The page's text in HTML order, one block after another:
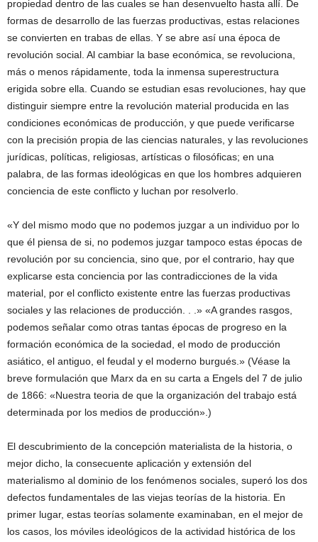
propiedad dentro de las cuales se han desenvuelto hasta allí. De
formas de desarrollo de las fuerzas productivas, estas relaciones
se convierten en trabas de ellas. Y se abre así una época de
revolución social. Al cambiar la base económica, se revoluciona,
más o menos rápidamente, toda la inmensa superestructura
erigida sobre ella. Cuando se estudian esas revoluciones, hay que
distinguir siempre entre la revolución material producida en las
condiciones económicas de producción, y que puede verificarse
con la precisión propia de las ciencias naturales, y las revoluciones
jurídicas, políticas, religiosas, artísticas o filosóficas; en una
palabra, de las formas ideológicas en que los hombres adquieren
conciencia de este conflicto y luchan por resolverlo.
«Y del mismo modo que no podemos juzgar a un individuo por lo
que él piensa de si, no podemos juzgar tampoco estas épocas de
revolución por su conciencia, sino que, por el contrario, hay que
explicarse esta conciencia por las contradicciones de la vida
material, por el conflicto existente entre las fuerzas productivas
sociales y las relaciones de producción. . .» «A grandes rasgos,
podemos señalar como otras tantas épocas de progreso en la
formación económica de la sociedad, el modo de producción
asiático, el antiguo, el feudal y el moderno burgués.» (Véase la
breve formulación que Marx da en su carta a Engels del 7 de julio
de 1866: «Nuestra teoria de que la organización del trabajo está
determinada por los medios de producción».)
El descubrimiento de la concepción materialista de la historia, o
mejor dicho, la consecuente aplicación y extensión del
materialismo al dominio de los fenómenos sociales, superó los dos
defectos fundamentales de las viejas teorías de la historia. En
primer lugar, estas teorías solamente examinaban, en el mejor de
los casos, los móviles ideológicos de la actividad histórica de los